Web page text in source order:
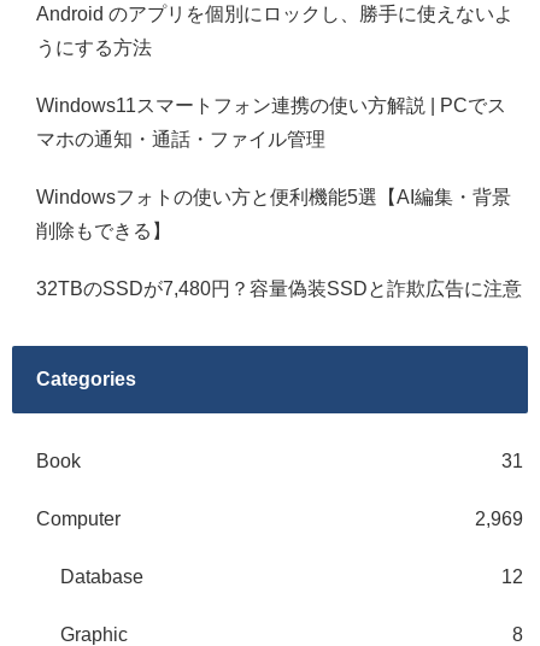
Android のアプリを個別にロックし、勝手に使えないよ
うにする方法
Windows11スマートフォン連携の使い方解説 | PCでス
マホの通知・通話・ファイル管理
Windowsフォトの使い方と便利機能5選【AI編集・背景
削除もできる】
32TBのSSDが7,480円？容量偽装SSDと詐欺広告に注意
Categories
Book 31
Computer 2,969
Database 12
Graphic 8